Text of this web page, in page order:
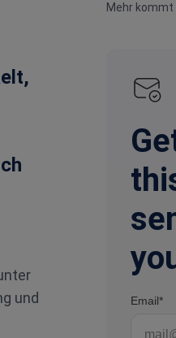
und
Mehr kommt
Email